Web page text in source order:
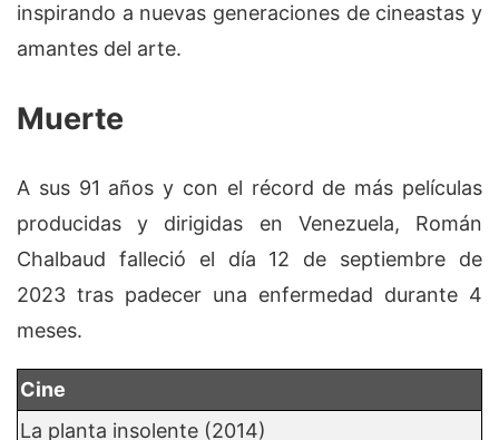
inspirando a nuevas generaciones de cineastas y
amantes del arte.
Muerte
A sus 91 años y con el récord de más películas
producidas y dirigidas en Venezuela, Román
Chalbaud falleció el día 12 de septiembre de
2023 tras padecer una enfermedad durante 4
meses.
Cine
La planta insolente (2014)